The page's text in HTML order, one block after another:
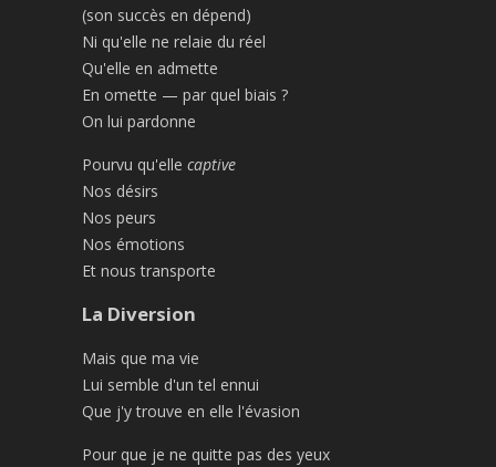
(son succès en dépend)
Ni qu'elle ne relaie du réel
Qu'elle en admette
En omette — par quel biais ?
On lui pardonne
Pourvu qu'elle captive
Nos désirs
Nos peurs
Nos émotions
Et nous transporte
La Diversion
Mais que ma vie
Lui semble d'un tel ennui
Que j'y trouve en elle l'évasion
Pour que je ne quitte pas des yeux